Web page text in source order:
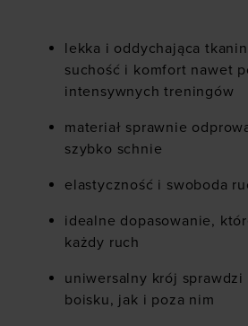
lekka i oddychająca
suchość i komfort nawet
intensywnych treningów
materiał sprawnie
szybko schnie
elastyczność i swoboda
idealne dopasowanie,
każdy ruch
uniwersalny krój sprawdzi
boisku, jak i poza nim